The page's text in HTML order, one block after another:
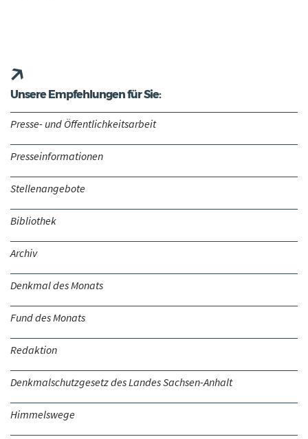
Unsere Empfehlungen für Sie:
Presse- und Öffentlichkeitsarbeit
Presseinformationen
Stellenangebote
Bibliothek
Archiv
Denkmal des Monats
Fund des Monats
Redaktion
Denkmalschutzgesetz des Landes Sachsen-Anhalt
Himmelswege